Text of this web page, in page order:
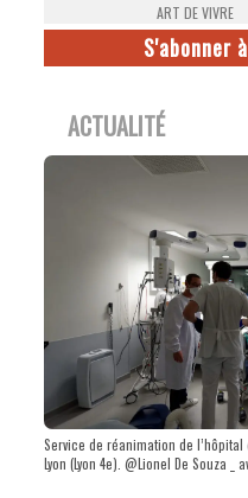
ART DE VIVRE
S'abonner
ACTUALITÉ
Service de réanimation de l’hôpital
Lyon (Lyon 4e). @Lionel De Souza _